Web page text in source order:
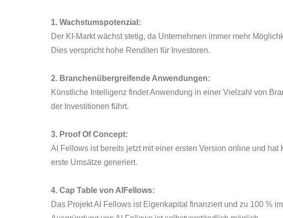
1. Wachstumspotenzial:
Der KI-Markt wächst stetig, da Unternehmen immer mehr
Dies verspricht hohe Renditen für Investoren.
2. Branchenübergreifende Anwendungen:
Künstliche Intelligenz findet Anwendung in einer Vielzahl von
der Investitionen führt.
3. Proof Of Concept:
AI Fellows ist bereits jetzt mit einer ersten Version online und
erste Umsätze generiert.
4. Cap Table von AIFellows:
Das Projekt AI Fellows ist Eigenkapital finanziert und zu 100 %